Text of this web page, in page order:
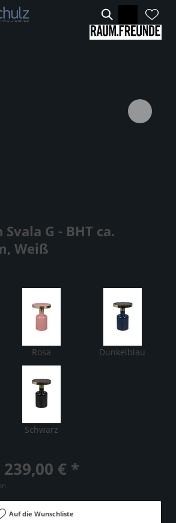
G - BHT ca.
Weiß
Rosa Dunkelblau
Schwarz
239,00 € *
Auf die Wunschliste